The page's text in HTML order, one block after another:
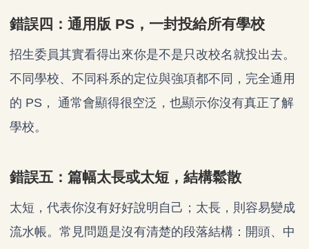
錯誤四：通用版 PS，一封投給所有學校
招生委員其實看得出來你是不是只改校名就投出去。
不同學校、不同科系的定位與強項都不同，完全通用
的 PS， 通常會顯得很空泛，也顯示你沒有真正了解
學校。
錯誤五：篇幅太長或太短，結構鬆散
太短，代表你沒有好好說明自己；太長，則容易變成
流水帳。常見問題是沒有清楚的段落結構：開頭、中